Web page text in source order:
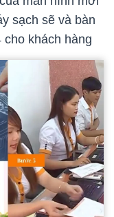
sạch sẽ và bàn
cho khách hàng